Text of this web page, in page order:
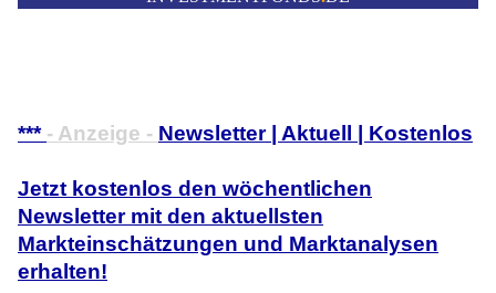
*** - Anzeige - Newsletter | Aktuell | Kostenlos
Jetzt kostenlos den wöchentlichen
Newsletter mit den aktuellsten
Markteinschätzungen und Marktanalysen
erhalten!